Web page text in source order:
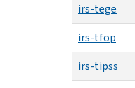
irs-tege
irs-tfop
irs-tipss